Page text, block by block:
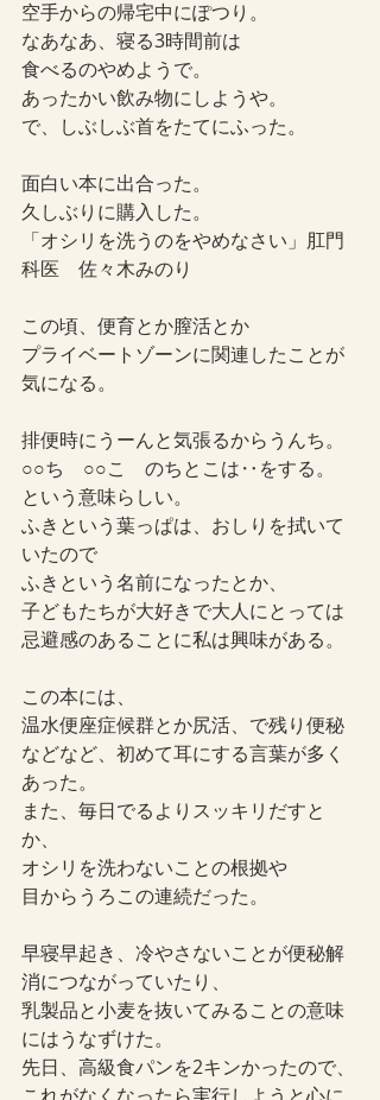
空手からの帰宅中にぽつり。
なあなあ、寝る3時間前は
食べるのやめようで。
あったかい飲み物にしようや。
で、しぶしぶ首をたてにふった。
面白い本に出合った。
久しぶりに購入した。
「オシリを洗うのをやめなさい」肛門
科医　佐々木みのり
この頃、便育とか膣活とか
プライベートゾーンに関連したことが
気になる。
排便時にうーんと気張るからうんち。
○○ち　○○こ　のちとこは‥をする。
という意味らしい。
ふきという葉っぱは、おしりを拭いて
いたので
ふきという名前になったとか、
子どもたちが大好きで大人にとっては
忌避感のあることに私は興味がある。
この本には、
温水便座症候群とか尻活、で残り便秘
などなど、初めて耳にする言葉が多く
あった。
また、毎日でるよりスッキリだすと
か、
オシリを洗わないことの根拠や
目からうろこの連続だった。
早寝早起き、冷やさないことが便秘解
消につながっていたり、
乳製品と小麦を抜いてみることの意味
にはうなずけた。
先日、高級食パンを2キンかったので、